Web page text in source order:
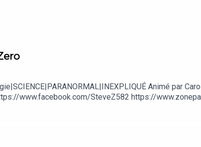
Animé par
www.facebook.com/SteveZ582 https://